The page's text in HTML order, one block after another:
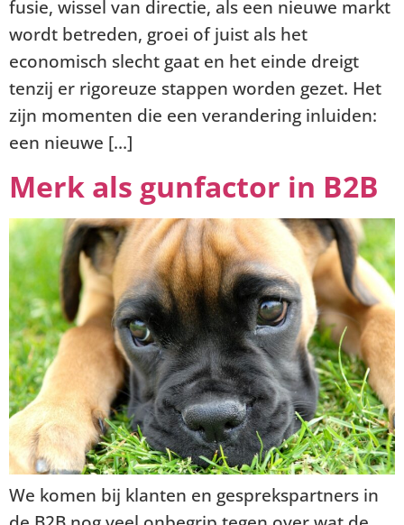
fusie, wissel van directie, als een nieuwe markt
wordt betreden, groei of juist als het
economisch slecht gaat en het einde dreigt
tenzij er rigoreuze stappen worden gezet. Het
zijn momenten die een verandering inluiden:
een nieuwe […]
Merk als gunfactor in B2B
We komen bij klanten en gesprekspartners in